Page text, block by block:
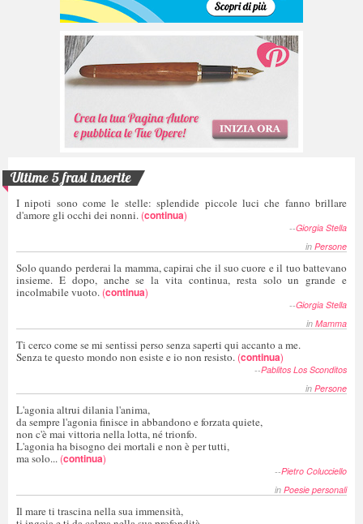
Ultime 5 frasi inserite
I nipoti sono come le stelle: splendide piccole luci che fanno brillare
d'amore gli occhi dei nonni. (continua)
--Giorgia Stella
in Persone
Solo quando perderai la mamma, capirai che il suo cuore e il tuo battevano
insieme. E dopo, anche se la vita continua, resta solo un grande e
incolmabile vuoto. (continua)
--Giorgia Stella
in Mamma
Ti cerco come se mi sentissi perso senza saperti qui accanto a me.
Senza te questo mondo non esiste e io non resisto. (continua)
--Pablitos Los Sconditos
in Persone
L'agonia altrui dilania l'anima,
da sempre l'agonia finisce in abbandono e forzata quiete,
non c'è mai vittoria nella lotta, né trionfo.
L'agonia ha bisogno dei mortali e non è per tutti,
ma solo... (continua)
--Pietro Colucciello
in Poesie personali
Il mare ti trascina nella sua immensità,